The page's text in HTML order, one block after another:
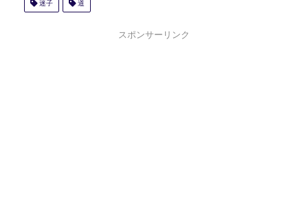
迷子 道
スポンサーリンク